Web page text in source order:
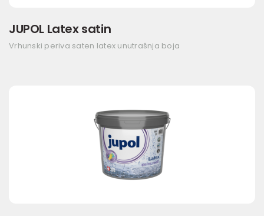
JUPOL Latex satin
Vrhunski periva saten latex unutrašnja boja